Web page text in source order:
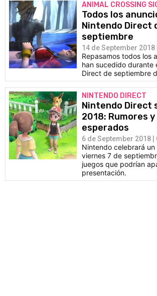
ANIMAL CROSSING
Todos los
Nintendo Direct
septiembre
14 de September 2018
Repasamos todos los
han sucedido durante
Direct de septiembre
NINTENDO DIRECT
Nintendo Direct
2018: Rumores
esperados
6 de September 2018 |
Nintendo celebrará
viernes 7 de
juegos que podrían
presentación.